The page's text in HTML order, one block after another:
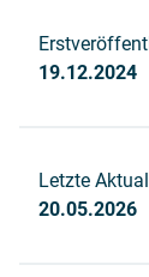
19.12.2024
Letzte
20.05.2026